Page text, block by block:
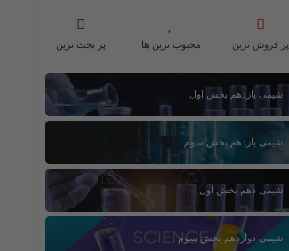
پر فروش ترین محبوب ترین ها پر بحث ترین
شیمی یازدهم بخش اول
شیمی یازدهم بخش سوم
شیمی دهم بخش اول
شیمی دوازدهم بخش سوم